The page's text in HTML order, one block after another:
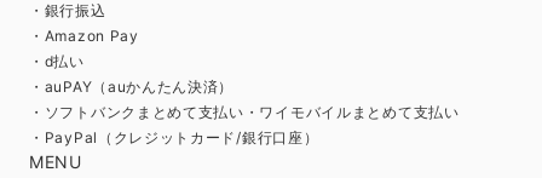
・銀行振込
・Amazon Pay
・d払い
・auPAY（auかんたん決済）
・ソフトバンクまとめて支払い・ワイモバイルまとめて支払い
・PayPal（クレジットカード/銀行口座）
MENU